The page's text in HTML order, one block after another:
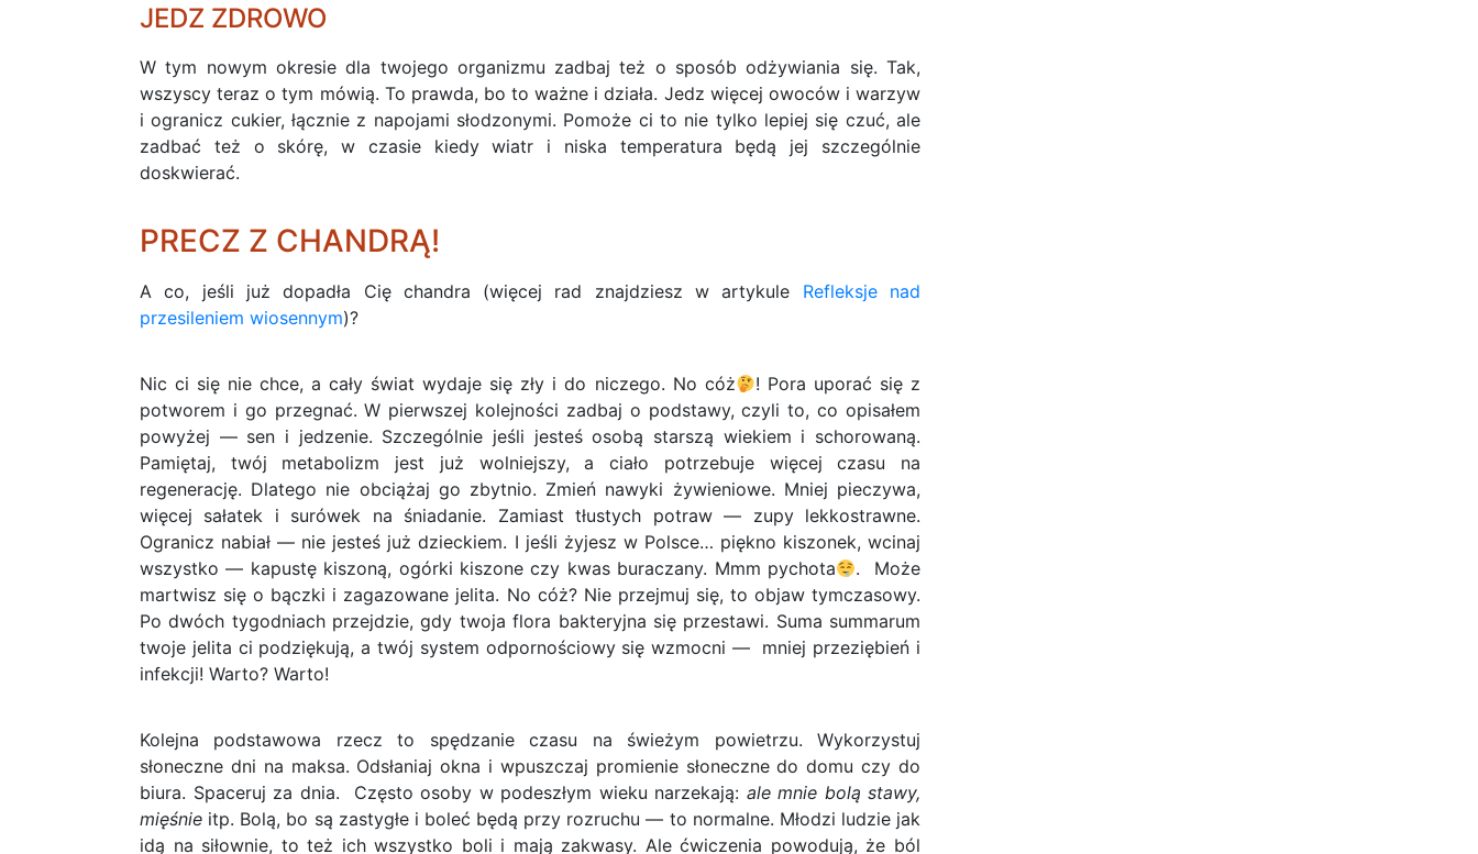
JEDZ ZDROWO
W tym nowym okresie dla twojego organizmu zadbaj też o sposób odżywiania się. Tak,
wszyscy teraz o tym mówią. To prawda, bo to ważne i działa. Jedz więcej owoców i warzyw
i ogranicz cukier, łącznie z napojami słodzonymi. Pomoże ci to nie tylko lepiej się czuć, ale
zadbać też o skórę, w czasie kiedy wiatr i niska temperatura będą jej szczególnie
doskwierać.
PRECZ Z CHANDRĄ!
A co, jeśli już dopadła Cię chandra (więcej rad znajdziesz w artykule Refleksje nad
przesileniem wiosennym)?
Nic ci się nie chce, a cały świat wydaje się zły i do niczego. No cóż
! Pora uporać się z
potworem i go przegnać. W pierwszej kolejności zadbaj o podstawy, czyli to, co opisałem
powyżej — sen i jedzenie. Szczególnie jeśli jesteś osobą starszą wiekiem i schorowaną.
Pamiętaj, twój metabolizm jest już wolniejszy, a ciało potrzebuje więcej czasu na
regenerację. Dlatego nie obciążaj go zbytnio. Zmień nawyki żywieniowe. Mniej pieczywa,
więcej sałatek i surówek na śniadanie. Zamiast tłustych potraw — zupy lekkostrawne.
Ogranicz nabiał — nie jesteś już dzieckiem. I jeśli żyjesz w Polsce… piękno kiszonek, wcinaj
wszystko — kapustę kiszoną, ogórki kiszone czy kwas buraczany. Mmm pychota
.
Może
martwisz się o bączki i zagazowane jelita. No cóż? Nie przejmuj się, to objaw tymczasowy.
Po dwóch tygodniach przejdzie, gdy twoja flora bakteryjna się przestawi. Suma summarum
twoje jelita ci podziękują, a twój system odpornościowy się wzmocni —
mniej przeziębień i
infekcji! Warto? Warto!
Kolejna podstawowa rzecz to spędzanie czasu na świeżym powietrzu. Wykorzystuj
słoneczne dni na maksa. Odsłaniaj okna i wpuszczaj promienie słoneczne do domu czy do
biura. Spaceruj za dnia.
Często osoby w podeszłym wieku narzekają: ale mnie bolą stawy,
mięśnie itp. Bolą, bo są zastygłe i boleć będą przy rozruchu — to normalne. Młodzi ludzie jak
idą na siłownie, to też ich wszystko boli i mają zakwasy. Ale ćwiczenia powodują, że ból